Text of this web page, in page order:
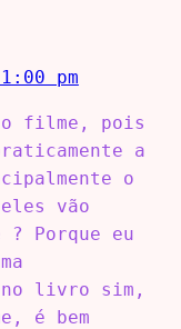
pm
o filme, pois
a
o
vão
? Porque eu
livro sim,
é bem